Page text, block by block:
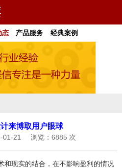
态 产品服务 经典案例
来博取用户眼球
01-21 浏览：6885 次
现实的结合，在不影响盈利的情况